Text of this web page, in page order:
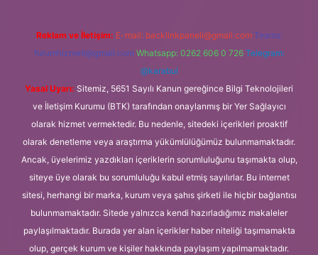
Reklam ve İletişim: E-mail: backlinkpaneli@gmail.com Teams:
forumhizmeti@gmail.com Whatsapp: 0262 606 0 726 Telegram:
@karabul
Yasal Uyarı: Sitemiz, 5651 Sayılı Kanun gereğince Bilgi Teknolojileri
ve İletişim Kurumu (BTK) tarafından onaylanmış bir Yer Sağlayıcı
olarak hizmet vermektedir. Bu nedenle, sitedeki içerikleri proaktif
olarak denetleme veya araştırma yükümlülüğümüz bulunmamaktadır.
Ancak, üyelerimiz yazdıkları içeriklerin sorumluluğunu taşımakta olup,
siteye üye olarak bu sorumluluğu kabul etmiş sayılırlar. Bu internet
sitesi, herhangi bir marka, kurum veya şahıs şirketi ile hiçbir bağlantısı
bulunmamaktadır. Sitede yalnızca kendi hazırladığımız makaleler
paylaşılmaktadır. Burada yer alan içerikler haber niteliği taşımamakta
olup, gerçek kurum ve kişiler hakkında paylaşım yapılmamaktadır.